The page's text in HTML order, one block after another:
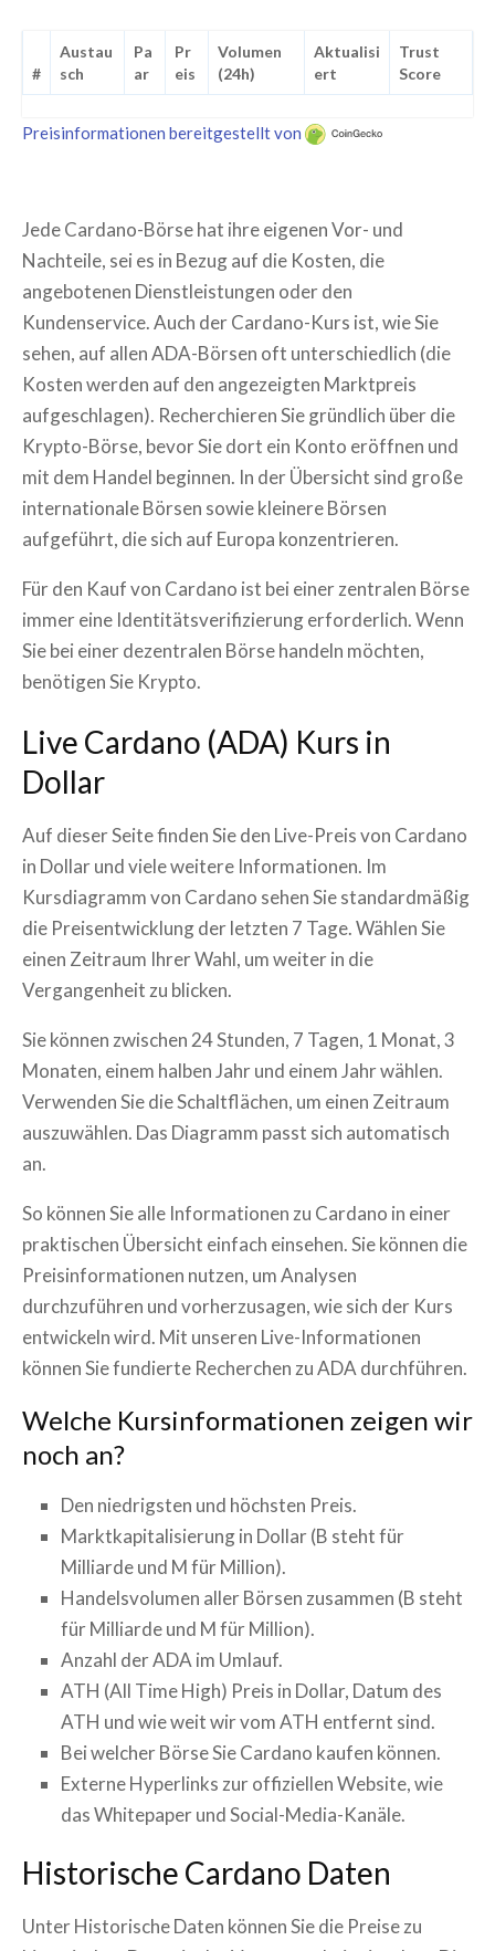
#
Austau
sch
Pa
ar
Pr
eis
Volumen
(24h)
Aktualisi
ert
Trust
Score
Preisinformationen bereitgestellt von
Jede Cardano-Börse hat ihre eigenen Vor- und
Nachteile, sei es in Bezug auf die Kosten, die
angebotenen Dienstleistungen oder den
Kundenservice. Auch der Cardano-Kurs ist, wie Sie
sehen, auf allen ADA-Börsen oft unterschiedlich (die
Kosten werden auf den angezeigten Marktpreis
aufgeschlagen). Recherchieren Sie gründlich über die
Krypto-Börse, bevor Sie dort ein Konto eröffnen und
mit dem Handel beginnen. In der Übersicht sind große
internationale Börsen sowie kleinere Börsen
aufgeführt, die sich auf Europa konzentrieren.
Für den Kauf von Cardano ist bei einer zentralen Börse
immer eine Identitätsverifizierung erforderlich. Wenn
Sie bei einer dezentralen Börse handeln möchten,
benötigen Sie Krypto.
Live Cardano (ADA) Kurs in
Dollar
Auf dieser Seite finden Sie den Live-Preis von Cardano
in Dollar und viele weitere Informationen. Im
Kursdiagramm von Cardano sehen Sie standardmäßig
die Preisentwicklung der letzten 7 Tage. Wählen Sie
einen Zeitraum Ihrer Wahl, um weiter in die
Vergangenheit zu blicken.
Sie können zwischen 24 Stunden, 7 Tagen, 1 Monat, 3
Monaten, einem halben Jahr und einem Jahr wählen.
Verwenden Sie die Schaltflächen, um einen Zeitraum
auszuwählen. Das Diagramm passt sich automatisch
an.
So können Sie alle Informationen zu Cardano in einer
praktischen Übersicht einfach einsehen. Sie können die
Preisinformationen nutzen, um Analysen
durchzuführen und vorherzusagen, wie sich der Kurs
entwickeln wird. Mit unseren Live-Informationen
können Sie fundierte Recherchen zuADA durchführen.
Welche Kursinformationen zeigen wir
noch an?
Den niedrigsten und höchsten Preis.
Marktkapitalisierung in Dollar (B steht für
Milliarde und M für Million).
Handelsvolumen aller Börsen zusammen (B steht
für Milliarde und M für Million).
Anzahl derADA im Umlauf.
ATH (All Time High) Preis in Dollar, Datum des
ATH und wie weit wir vom ATH entfernt sind.
Bei welcher Börse SieCardano kaufen können.
Externe Hyperlinks zur offiziellen Website, wie
das Whitepaper und Social-Media-Kanäle.
Historische Cardano Daten
Unter Historische Daten können Sie die Preise zu